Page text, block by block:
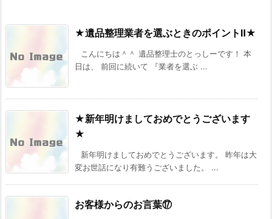
★遺品整理業者を選ぶときのポイントⅡ★
こんにちは＾＾ 遺品整理士のとっしーです！ 本
日は、 前回に続いて 『業者を選ぶ ...
★新年明けましておめでとうございます
★
新年明けましておめでとうございます。 昨年は大
変お世話になり有難うございました。 ...
お客様からのお言葉⑰